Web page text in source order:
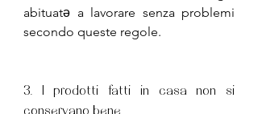
abituatə a lavorare senza problemi
secondo queste regole.
3. I prodotti fatti in casa non si
conservano bene